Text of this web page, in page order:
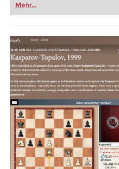
Ausgaben pro Jahr). Erhältlich als
Download.
Mehr...